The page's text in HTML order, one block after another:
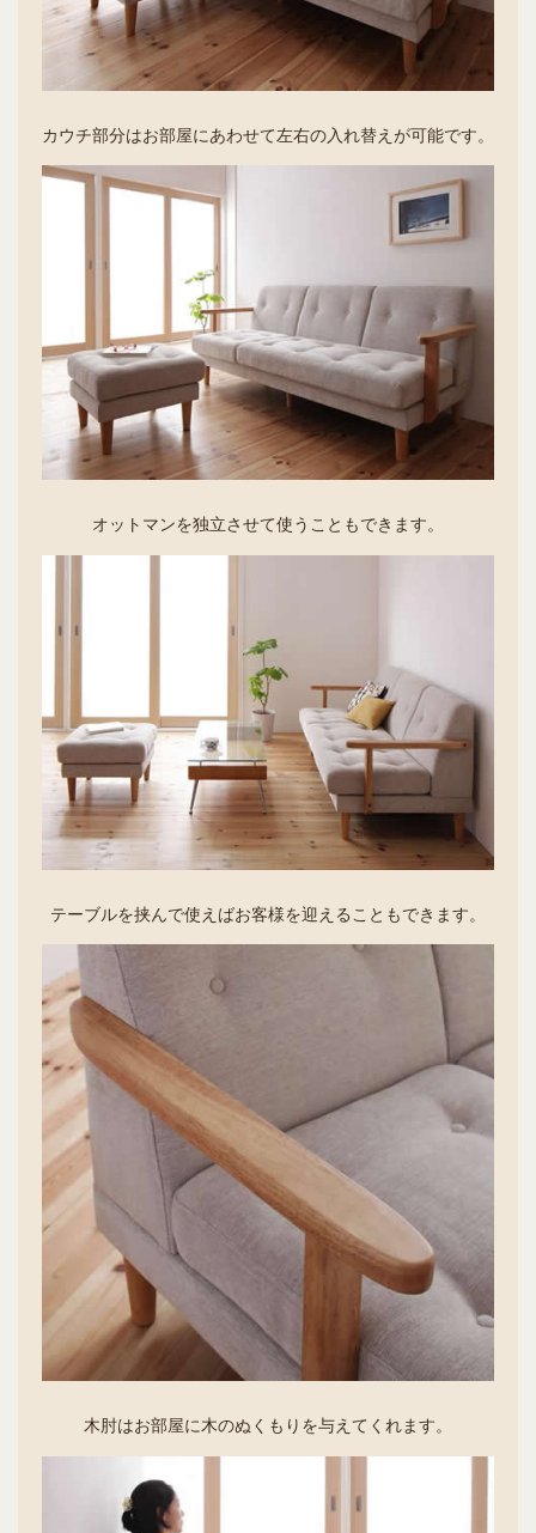
カウチ部分はお部屋にあわせて左右の入れ替えが可能です。
オットマンを独立させて使うこともできます。
テーブルを挟んで使えばお客様を迎えることもできます。
木肘はお部屋に木のぬくもりを与えてくれます。